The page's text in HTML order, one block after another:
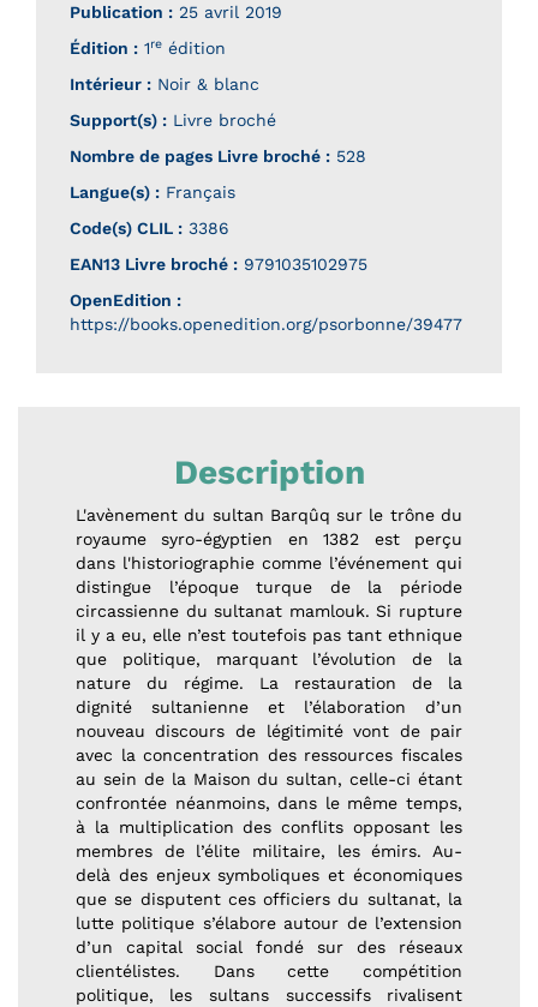
Publication : 25 avril 2019
Édition : 1re édition
Intérieur : Noir & blanc
Support(s) : Livre broché
Nombre de pages Livre broché : 528
Langue(s) : Français
Code(s) CLIL : 3386
EAN13 Livre broché : 9791035102975
OpenEdition :
https://books.openedition.org/psorbonne/39477
Description
L'avènement du sultan Barqûq sur le trône du
royaume syro-égyptien en 1382 est perçu
dans l'historiographie comme l’événement qui
distingue l’époque turque de la période
circassienne du sultanat mamlouk. Si rupture
il y a eu, elle n’est toutefois pas tant ethnique
que politique, marquant l’évolution de la
nature du régime. La restauration de la
dignité sultanienne et l’élaboration d’un
nouveau discours de légitimité vont de pair
avec la concentration des ressources fiscales
au sein de la Maison du sultan, celle-ci étant
confrontée néanmoins, dans le même temps,
à la multiplication des conflits opposant les
membres de l’élite militaire, les émirs. Au-
delà des enjeux symboliques et économiques
que se disputent ces officiers du sultanat, la
lutte politique s’élabore autour de l’extension
d’un capital social fondé sur des réseaux
clientélistes. Dans cette compétition
politique, les sultans successifs rivalisent